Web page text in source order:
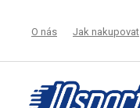
O nás Jak nakupovat